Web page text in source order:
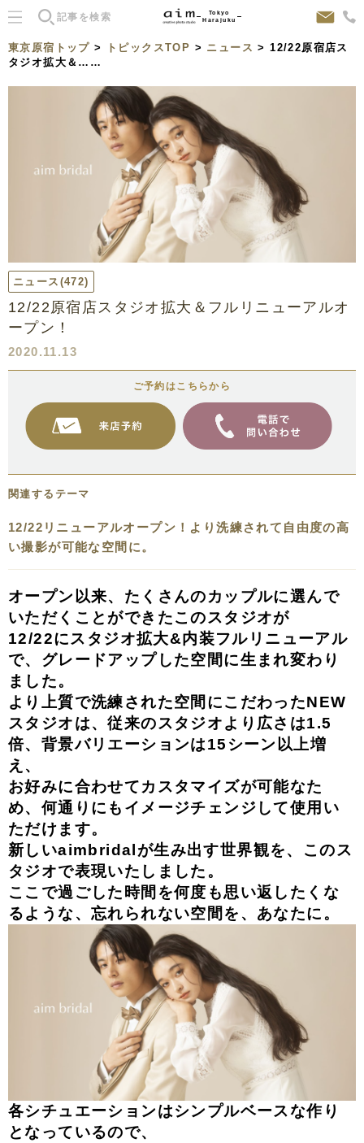
Tokyo
Harajuku
東京原宿トップ > トピックスTOP > ニュース > 12/22原宿店ス
タジオ拡大＆……
ニュース (472)
12/22原宿店スタジオ拡大＆フルリニューアルオ
ープン！
2020.11.13
ご予約はこちらから
関連するテーマ
12/22リニューアルオープン！より洗練されて自由度の高
い撮影が可能な空間に。
オープン以来、たくさんのカップルに選んで
いただくことができたこのスタジオが
12/22にスタジオ拡大&内装フルリニューアル
で、グレードアップした空間に生まれ変わり
ました。
より上質で洗練された空間にこだわったNEW
スタジオは、従来のスタジオより広さは1.5
倍、背景バリエーションは15シーン以上増
え、
お好みに合わせてカスタマイズが可能なた
め、何通りにもイメージチェンジして使用い
ただけます。
新しいaimbridalが生み出す世界観を、このス
タジオで表現いたしました。
ここで過ごした時間を何度も思い返したくな
るような、 忘れられない空間を、あなたに。
各シチュエーションはシンプルベースな作り
となっているので、